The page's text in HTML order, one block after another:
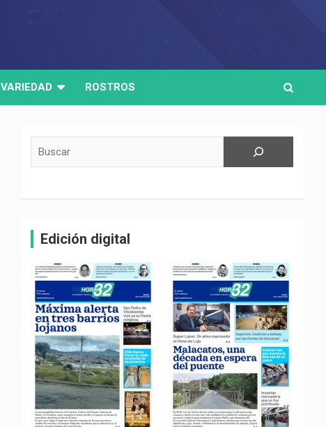
VARIEDAD ROSTROS
Edición digital